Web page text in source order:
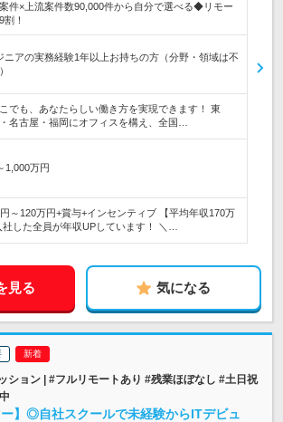
件×上流案件数90,000件から自分で選べる◆リモー
割！
ニアの実務経験1年以上お持ちの方（分野・領域は不
でも、あなたらしい働き方を実現できます！ 東
名古屋・福岡にオフィスを構え、全国…
1,000万円
～120万円+賞与+インセンティブ 【平均年収170万
社した全員が年収UPしています！ ＼…
見る 気になる
ション | #フルリモートあり #残業ほぼなし #土日祝
ー】◎自社スクールで未経験からITデビュ